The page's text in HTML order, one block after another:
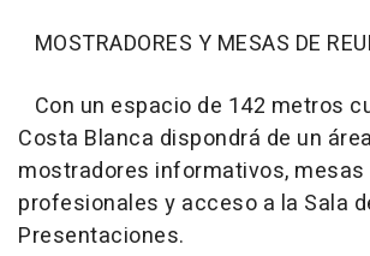
MOSTRADORES Y MESAS DE
Con un espacio de 142 metros
Costa Blanca dispondrá de un
mostradores informativos, mesas
profesionales y acceso a la Sala
Presentaciones.